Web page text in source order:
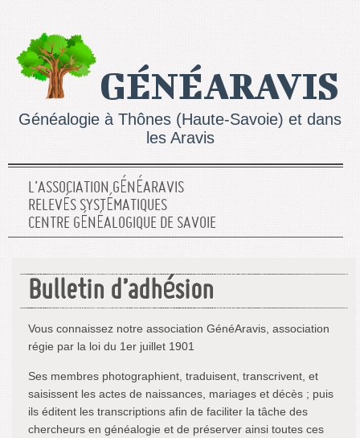
GÉNÉARAVIS
Généalogie à Thônes (Haute-Savoie) et dans
les Aravis
L’ASSOCIATION GÉNÉARAVIS
RELEVÉS SYSTÉMATIQUES
CENTRE GÉNÉALOGIQUE DE SAVOIE
Bulletin d’adhésion
Vous connaissez notre association GénéAravis, association
régie par la loi du 1er juillet 1901
Ses membres photographient, traduisent, transcrivent, et
saisissent les actes de naissances, mariages et décès ; puis
ils éditent les transcriptions afin de faciliter la tâche des
chercheurs en généalogie et de préserver ainsi toutes ces